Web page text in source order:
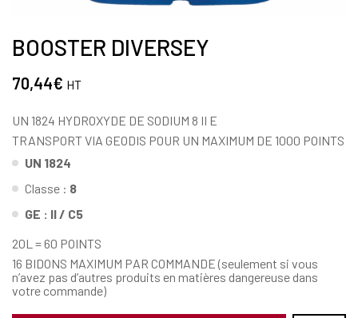
BOOSTER DIVERSEY
70,44€ HT
UN 1824 HYDROXYDE DE SODIUM 8 II E
TRANSPORT VIA GEODIS POUR UN MAXIMUM DE 1000 POINTS
UN 1824
Classe : 8
GE : II / C5
20L = 60 POINTS
16 BIDONS MAXIMUM PAR COMMANDE (seulement si vous
n’avez pas d’autres produits en matières dangereuse dans
votre commande)